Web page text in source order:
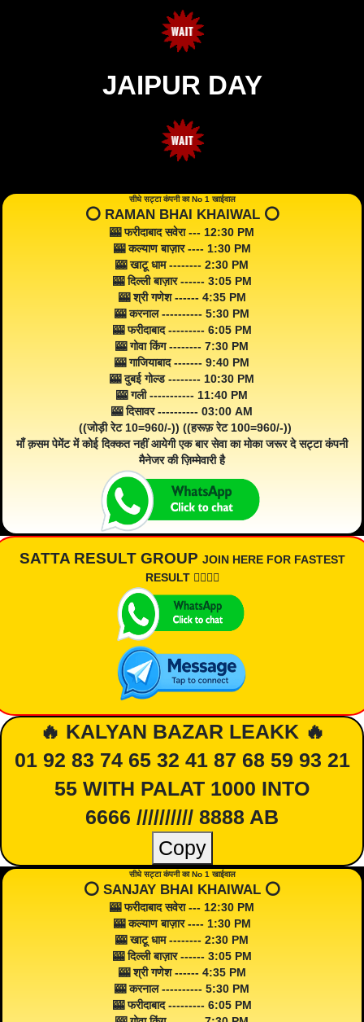
JAIPUR DAY
सीधे सट्टा कंपनी का No 1 खाईवाल
⭕️ RAMAN BHAI KHAIWAL ⭕️
🎰 फरीदाबाद सवेरा --- 12:30 PM
🎰 कल्याण बाज़ार ---- 1:30 PM
🎰 खाटू धाम -------- 2:30 PM
🎰 दिल्ली बाज़ार ------ 3:05 PM
🎰 श्री गणेश ------ 4:35 PM
🎰 करनाल ---------- 5:30 PM
🎰 फरीदाबाद --------- 6:05 PM
🎰 गोवा किंग -------- 7:30 PM
🎰 गाजियाबाद ------- 9:40 PM
🎰 दुबई गोल्ड -------- 10:30 PM
🎰 गली ----------- 11:40 PM
🎰 दिसावर ---------- 03:00 AM
((जोड़ी रेट 10=960/-)) ((हरूफ़ रेट 100=960/-))
माँ क़सम पेमेंट में कोई दिक्कत नहीं आयेगी एक बार सेवा का मोका जरूर दे सट्टा कंपनी
मैनेजर की ज़िम्मेवारी है
SATTA RESULT GROUP JOIN HERE FOR FASTEST
RESULT 👇🏾👇🏾
🔥 KALYAN BAZAR LEAKK 🔥
01 92 83 74 65 32 41 87 68 59 93 21
55 WITH PALAT 1000 INTO
6666 ////////// 8888 AB
Copy
सीधे सट्टा कंपनी का No 1 खाईवाल
⭕️ SANJAY BHAI KHAIWAL ⭕️
🎰 फरीदाबाद सवेरा --- 12:30 PM
🎰 कल्याण बाज़ार ---- 1:30 PM
🎰 खाटू धाम -------- 2:30 PM
🎰 दिल्ली बाज़ार ------ 3:05 PM
🎰 श्री गणेश ------ 4:35 PM
🎰 करनाल ---------- 5:30 PM
🎰 फरीदाबाद --------- 6:05 PM